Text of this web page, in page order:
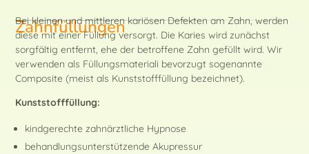
Zahnfüllungen
Bei kleinen und mittleren kariösen Defekten am Zahn, werden
diese mit einer Füllung versorgt. Die Karies wird zunächst
sorgfältig entfernt, ehe der betroffene Zahn gefüllt wird. Wir
verwenden als Füllungsmateriali bevorzugt sogenannte
Composite (meist als Kunststofffüllung bezeichnet).
Kunststofffüllung:
kindgerechte zahnärztliche Hypnose
behandlungsunterstützende Akupressur